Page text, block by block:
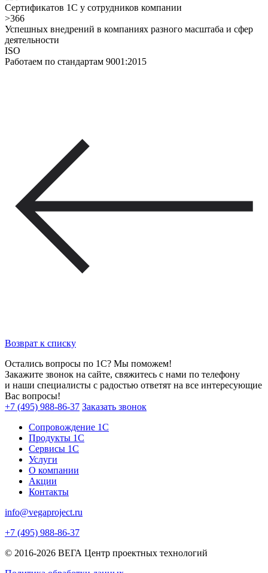
Сертификатов 1С у сотрудников компании
>366
Успешных внедрений в компаниях разного масштаба и сфер
деятельности
ISO
Работаем по стандартам 9001:2015
Возврат к списку
Остались вопросы по 1С? Мы поможем!
Закажите звонок на сайте, свяжитесь с нами по телефону
и наши специалисты с радостью ответят на все интересующие
Вас вопросы!
+7 (495) 988-86-37 Заказать звонок
Сопровождение 1С
Продукты 1С
Сервисы 1С
Услуги
О компании
Акции
Контакты
info@vegaproject.ru
+7 (495) 988-86-37
© 2016-2026 ВЕГА Центр проектных технологий